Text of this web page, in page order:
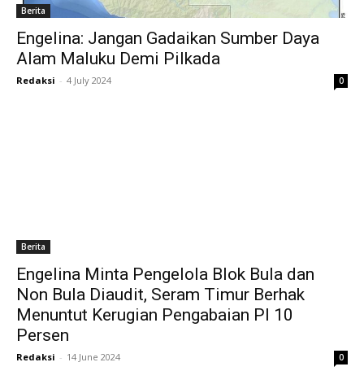
Berita
Engelina: Jangan Gadaikan Sumber Daya
Alam Maluku Demi Pilkada
Redaksi - 4 July 2024 0
Berita
Engelina Minta Pengelola Blok Bula dan
Non Bula Diaudit, Seram Timur Berhak
Menuntut Kerugian Pengabaian PI 10
Persen
Redaksi - 14 June 2024 0